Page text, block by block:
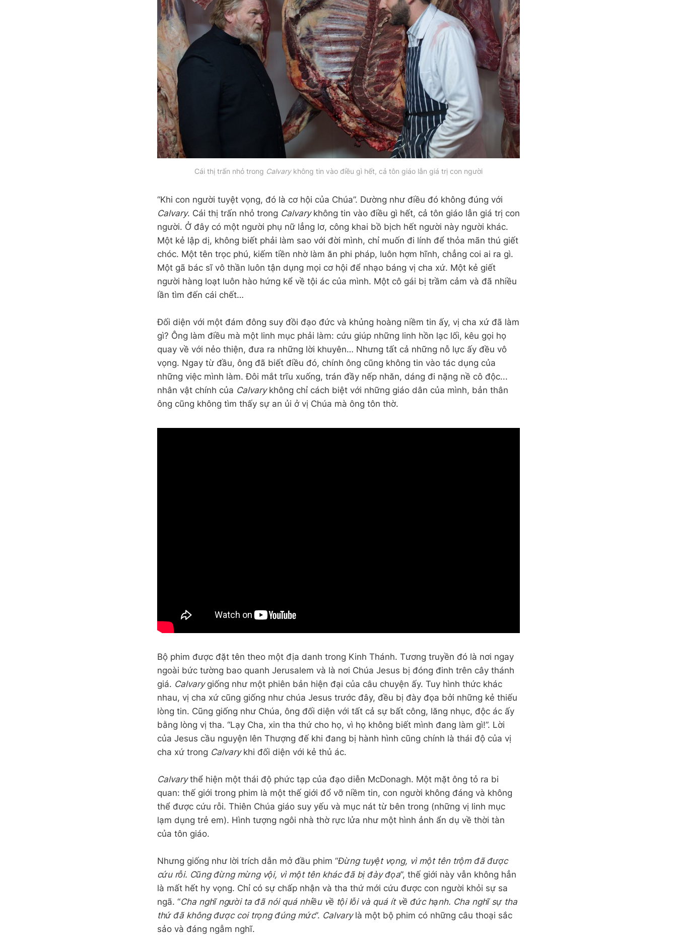
Cái thị trấn nhỏ trong Calvarykhông tin vào điều gì hết, cả tôn giáo lẫn giá trị con người
“Khi con người tuyệt vọng, đó là cơ hội của Chúa”. Dường như điều đó không đúng với
Calvary. Cái thị trấn nhỏ trong Calvarykhông tin vào điều gì hết, cả tôn giáo lẫn giá trị con
người. Ở đây có một người phụ nữ lẳng lơ, công khai bồ bịch hết người này người khác.
Một kẻ lập dị, không biết phải làm sao với đời mình, chỉ muốn đi lính để thỏa mãn thú giết
chóc. Một tên trọc phú, kiếm tiền nhờ làm ăn phi pháp, luôn hợm hĩnh, chẳng coi ai ra gì.
Một gã bác sĩ vô thần luôn tận dụng mọi cơ hội để nhạo báng vị cha xứ. Một kẻ giết
người hàng loạt luôn hào hứng kể về tội ác của mình. Một cô gái bị trầm cảm và đã nhiều
lần tìm đến cái chết…
Đối diện với một đám đông suy đồi đạo đức và khủng hoàng niềm tin ấy, vị cha xứ đã làm
gì? Ông làm điều mà một linh mục phải làm: cứu giúp những linh hồn lạc lối, kêu gọi họ
quay về với nẻo thiện, đưa ra những lời khuyên… Nhưng tất cả những nỗ lực ấy đều vô
vọng. Ngay từ đầu, ông đã biết điều đó, chính ông cũng không tin vào tác dụng của
những việc mình làm. Đôi mắt trĩu xuống, trán đầy nếp nhăn, dáng đi nặng nề cô độc...
nhân vật chính của Calvarykhông chỉ cách biệt với những giáo dân của mình, bản thân
ông cũng không tìm thấy sự an ủi ở vị Chúa mà ông tôn thờ.
Bộ phim được đặt tên theo một địa danh trong Kinh Thánh. Tương truyền đó là nơi ngay
ngoài bức tường bao quanh Jerusalem và là nơi Chúa Jesus bị đóng đinh trên cây thánh
giá. Calvary giống như một phiên bản hiện đại của câu chuyện ấy. Tuy hình thức khác
nhau, vị cha xứ cũng giống như chúa Jesus trước đây, đều bị đày đọa bởi những kẻ thiếu
lòng tin. Cũng giống như Chúa, ông đối diện với tất cả sự bất công, lăng nhục, độc ác ấy
bằng lòng vị tha. “Lạy Cha, xin tha thứ cho họ, vì họ không biết mình đang làm gì!”. Lời
của Jesus cầu nguyện lên Thượng đế khi đang bị hành hình cũng chính là thái độ của vị
cha xứ trong Calvarykhi đối diện với kẻ thủ ác.
Calvarythể hiện một thái độ phức tạp của đạo diễn McDonagh. Một mặt ông tỏ ra bi
quan: thế giới trong phim là một thế giới đổ vỡ niềm tin, con người không đáng và không
thể được cứu rỗi. Thiên Chúa giáo suy yếu và mục nát từ bên trong (những vị linh mục
lạm dụng trẻ em). Hình tượng ngôi nhà thờ rực lửa như một hình ảnh ẩn dụ về thời tàn
của tôn giáo.
Nhưng giống như lời trích dẫn mở đầu phim “Đừng tuyệt vọng, vì một tên trộm đã được
cứu rỗi. Cũng đừng mừng vội, vì một tên khác đã bị đày đọa”, thế giới này vẫn không hẳn
là mất hết hy vọng. Chỉ có sự chấp nhận và tha thứ mới cứu được con người khỏi sự sa
ngã. “Cha nghĩ người ta đã nói quá nhiều về tội lỗi và quá ít về đức hạnh. Cha nghĩ sự tha
thứ đã không được coi trọng đúng mức”. Calvarylà một bộ phim có những câu thoại sắc
sảo và đáng ngẫm nghĩ.